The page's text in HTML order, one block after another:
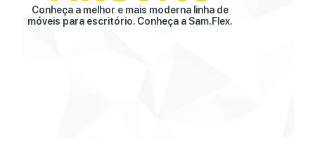
Conheça a melhor e mais moderna linha de
móveis para escritório. Conheça a Sam.Flex.